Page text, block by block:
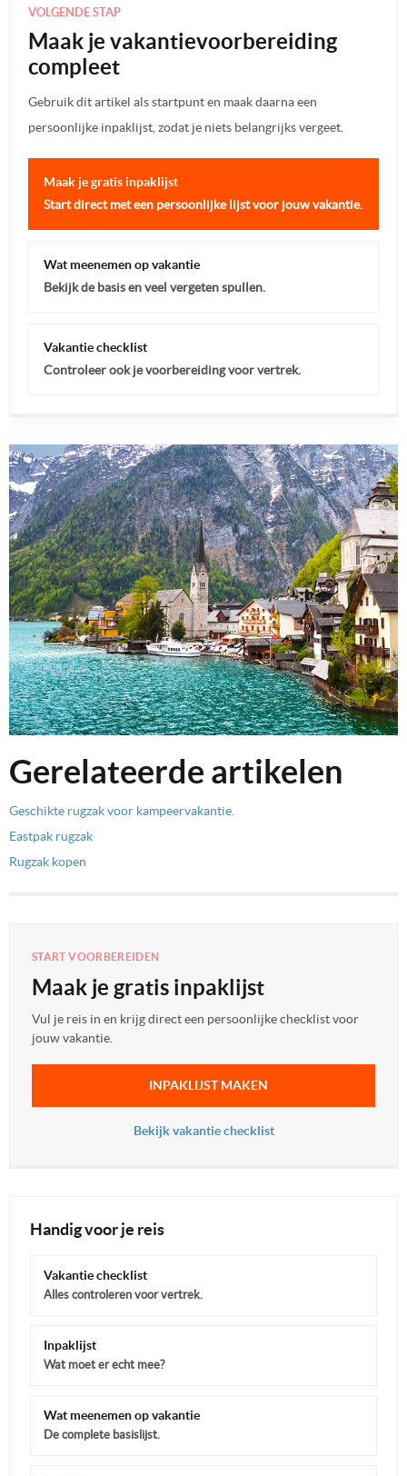
VOLGENDE STAP
Maak je vakantievoorbereiding
compleet
Gebruik dit artikel als startpunt en maak daarna een
persoonlijke inpaklijst, zodat je niets belangrijks vergeet.
Maak je gratis inpaklijst
Start direct met een persoonlijke lijst voor jouw vakantie.
Wat meenemen op vakantie
Bekijk de basis en veel vergeten spullen.
Vakantie checklist
Controleer ook je voorbereiding voor vertrek.
Gerelateerde artikelen
Geschikte rugzak voor kampeervakantie.
Eastpak rugzak
Rugzak kopen
START VOORBEREIDEN
Maak je gratis inpaklijst
Vul je reis in en krijg direct een persoonlijke checklist voor
jouw vakantie.
INPAKLIJST MAKEN
Bekijk vakantie checklist
Handig voor je reis
Vakantie checklist
Alles controleren voor vertrek.
Inpaklijst
Wat moet er echt mee?
Wat meenemen op vakantie
De complete basislijst.